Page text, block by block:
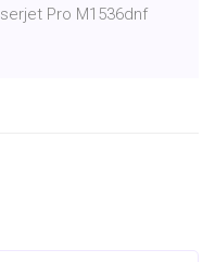
Pro M1536dnf